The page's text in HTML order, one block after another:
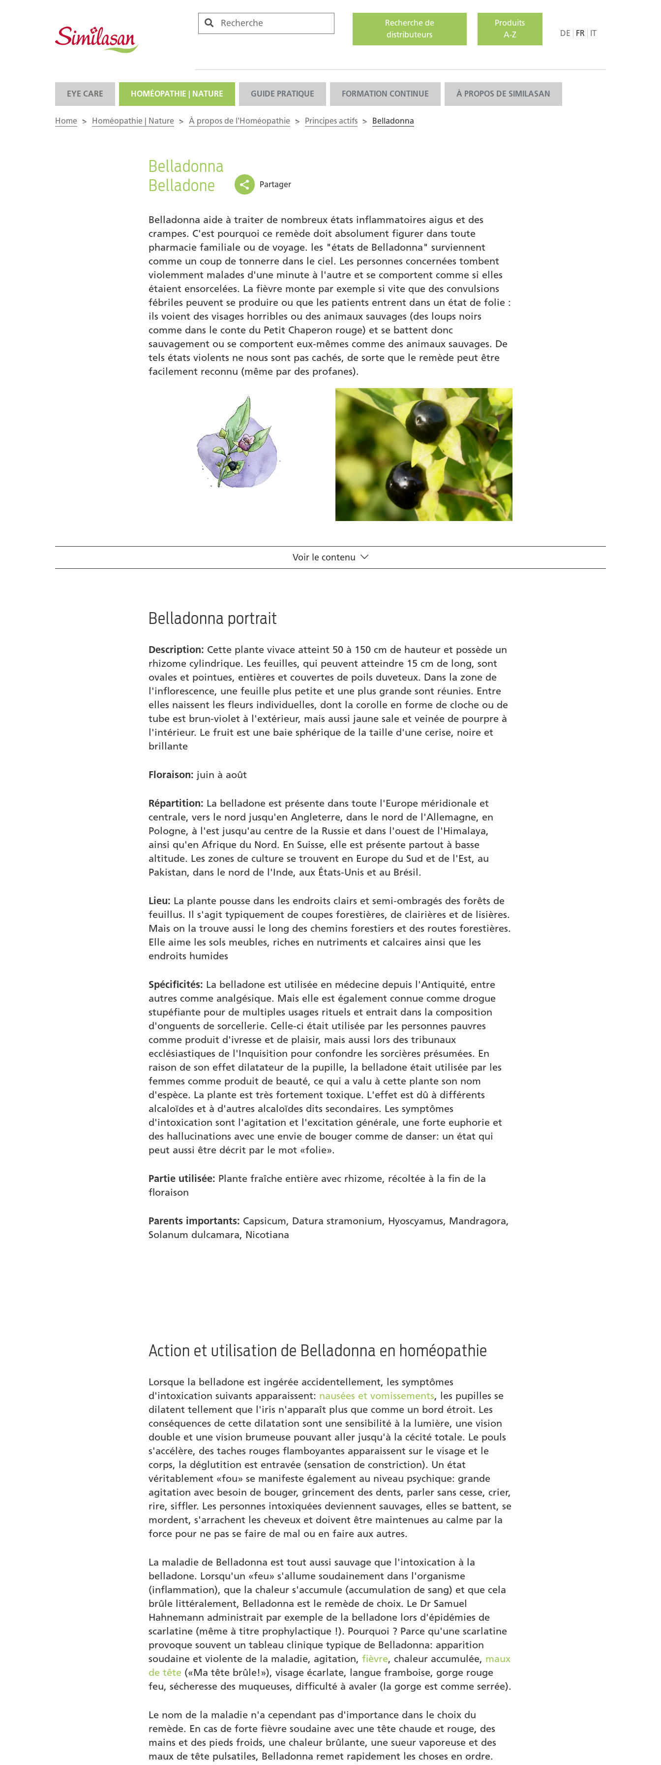
Recherche de
distributeurs
Produits
A-Z
DE FR IT
EYE CARE HOMÉOPATHIE | NATURE GUIDE PRATIQUE FORMATION CONTINUE À PROPOS DE SIMILASAN
Home > Homéopathie | Nature > À propos de l'Homéopathie > Principes actifs > Belladonna
Belladonna
Belladone
Partager
Belladonna aide à traiter de nombreux états inflammatoires aigus et des
crampes. C'est pourquoi ce remède doit absolument figurer dans toute
pharmacie familiale ou de voyage. les "états de Belladonna" surviennent
comme un coup de tonnerre dans le ciel. Les personnes concernées tombent
violemment malades d'une minute à l'autre et se comportent comme si elles
étaient ensorcelées. La fièvre monte par exemple si vite que des convulsions
fébriles peuvent se produire ou que les patients entrent dans un état de folie :
ils voient des visages horribles ou des animaux sauvages (des loups noirs
comme dans le conte du Petit Chaperon rouge) et se battent donc
sauvagement ou se comportent eux-mêmes comme des animaux sauvages. De
tels états violents ne nous sont pas cachés, de sorte que le remède peut être
facilement reconnu (même par des profanes).
Tableau médical homéopathique
Voir le contenu
Belladonna portrait
Description: Cette plante vivace atteint 50 à 150 cm de hauteur et possède un
rhizome cylindrique. Les feuilles, qui peuvent atteindre 15 cm de long, sont
ovales et pointues, entières et couvertes de poils duveteux. Dans la zone de
l'inflorescence, une feuille plus petite et une plus grande sont réunies. Entre
elles naissent les fleurs individuelles, dont la corolle en forme de cloche ou de
tube est brun-violet à l'extérieur, mais aussi jaune sale et veinée de pourpre à
l'intérieur. Le fruit est une baie sphérique de la taille d'une cerise, noire et
brillante
Floraison: juin à août
Répartition: La belladone est présente dans toute l'Europe méridionale et
centrale, vers le nord jusqu'en Angleterre, dans le nord de l'Allemagne, en
Pologne, à l'est jusqu'au centre de la Russie et dans l'ouest de l'Himalaya,
ainsi qu'en Afrique du Nord. En Suisse, elle est présente partout à basse
altitude. Les zones de culture se trouvent en Europe du Sud et de l'Est, au
Pakistan, dans le nord de l'Inde, aux États-Unis et au Brésil.
Lieu: La plante pousse dans les endroits clairs et semi-ombragés des forêts de
feuillus. Il s'agit typiquement de coupes forestières, de clairières et de lisières.
Mais on la trouve aussi le long des chemins forestiers et des routes forestières.
Elle aime les sols meubles, riches en nutriments et calcaires ainsi que les
endroits humides
Spécificités: La belladone est utilisée en médecine depuis l'Antiquité, entre
autres comme analgésique. Mais elle est également connue comme drogue
stupéfiante pour de multiples usages rituels et entrait dans la composition
d'onguents de sorcellerie. Celle-ci était utilisée par les personnes pauvres
comme produit d'ivresse et de plaisir, mais aussi lors des tribunaux
ecclésiastiques de l'Inquisition pour confondre les sorcières présumées. En
raison de son effet dilatateur de la pupille, la belladone était utilisée par les
femmes comme produit de beauté, ce qui a valu à cette plante son nom
d'espèce. La plante est très fortement toxique. L'effet est dû à différents
alcaloïdes et à d'autres alcaloïdes dits secondaires. Les symptômes
d'intoxication sont l'agitation et l'excitation générale, une forte euphorie et
des hallucinations avec une envie de bouger comme de danser: un état qui
peut aussi être décrit par le mot «folie».
Partie utilisée: Plante fraîche entière avec rhizome, récoltée à la fin de la
floraison
Parents importants: Capsicum, Datura stramonium, Hyoscyamus, Mandragora,
Solanum dulcamara, Nicotiana
Action et utilisation de Belladonna en homéopathie
Lorsque la belladone est ingérée accidentellement, les symptômes
d'intoxication suivants apparaissent: nausées et vomissements, les pupilles se
dilatent tellement que l'iris n'apparaît plus que comme un bord étroit. Les
conséquences de cette dilatation sont une sensibilité à la lumière, une vision
double et une vision brumeuse pouvant aller jusqu'à la cécité totale. Le pouls
s'accélère, des taches rouges flamboyantes apparaissent sur le visage et le
corps, la déglutition est entravée (sensation de constriction). Un état
véritablement «fou» se manifeste également au niveau psychique: grande
agitation avec besoin de bouger, grincement des dents, parler sans cesse, crier,
rire, siffler. Les personnes intoxiquées deviennent sauvages, elles se battent, se
mordent, s'arrachent les cheveux et doivent être maintenues au calme par la
force pour ne pas se faire de mal ou en faire aux autres.
La maladie de Belladonna est tout aussi sauvage que l'intoxication à la
belladone. Lorsqu'un «feu» s'allume soudainement dans l'organisme
(inflammation), que la chaleur s'accumule (accumulation de sang) et que cela
brûle littéralement, Belladonna est le remède de choix. Le Dr Samuel
Hahnemann administrait par exemple de la belladone lors d'épidémies de
scarlatine (même à titre prophylactique !). Pourquoi ? Parce qu'une scarlatine
provoque souvent un tableau clinique typique de Belladonna: apparition
soudaine et violente de la maladie, agitation, fièvre, chaleur accumulée, maux
de tête («Ma tête brûle!»), visage écarlate, langue framboise, gorge rouge
feu, sécheresse des muqueuses, difficulté à avaler (la gorge est comme serrée).
Le nom de la maladie n'a cependant pas d'importance dans le choix du
remède. En cas de forte fièvre soudaine avec une tête chaude et rouge, des
mains et des pieds froids, une chaleur brûlante, une sueur vaporeuse et des
maux de tête pulsatiles, Belladonna remet rapidement les choses en ordre.